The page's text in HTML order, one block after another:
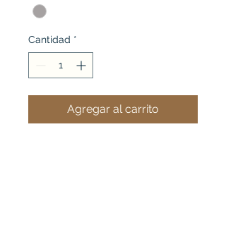
Cantidad *
Agregar al carrito